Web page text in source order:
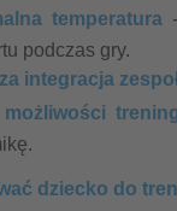
temperatura-
podczas gry.
integracja
możliwości
dziecko do